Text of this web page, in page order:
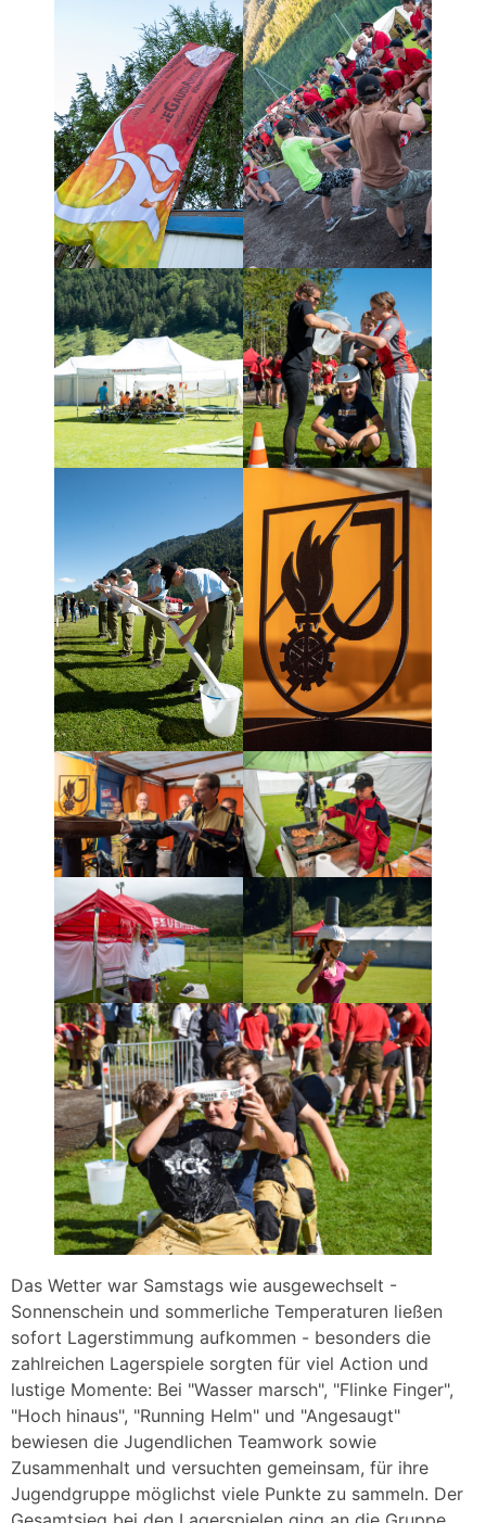
Das Wetter war Samstags wie ausgewechselt -
Sonnenschein und sommerliche Temperaturen ließen
sofort Lagerstimmung aufkommen - besonders die
zahlreichen Lagerspiele sorgten für viel Action und
lustige Momente: Bei "Wasser marsch", "Flinke Finger",
"Hoch hinaus", "Running Helm" und "Angesaugt"
bewiesen die Jugendlichen Teamwork sowie
Zusammenhalt und versuchten gemeinsam, für ihre
Jugendgruppe möglichst viele Punkte zu sammeln. Der